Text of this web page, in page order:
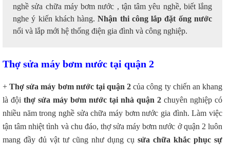
nghề sửa chữa máy bơm nước , tận tâm yêu nghề, biết lắng
nghe ý kiến khách hàng.Nhận thi công lắp đặt ống nước
nổi và lắp mới hệ thống điện gia đình và công nghiệp.
Thợ sửa máy bơm nước tại quận 2
+Thợ sửa máy bơm nước tại quận 2 của công ty chiến an khang
là đội thợ sửa máy bơm nước tại nhà quận 2 chuyên nghiệp có
nhiều năm trong nghề sửa chữa máy bơm nước gia đình. Làm việc
tận tâm nhiệt tình và chu đáo, thợ sửa máy bơm nước ở quận 2 luôn
mang đầy đủ vật tư cũng như dụng cụ sửa chữa khắc phục sự